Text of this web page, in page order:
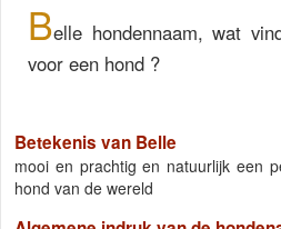
Belle hondennaam, wat
voor een hond ?
Betekenis van Belle
mooi en prachtig en natuurlijk een
hond van de wereld